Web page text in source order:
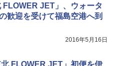
FLOWER JET」、ウォータ
歓迎を受けて福島空港へ到
2016年5月16日
FLOWER JET」初便を伊